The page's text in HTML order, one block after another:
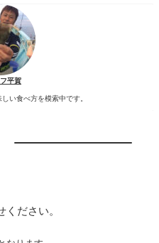
平賀
い食べ方を模索中です。
ださい。